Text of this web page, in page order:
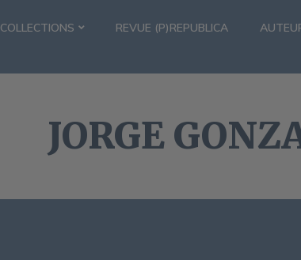
COLLECTIONS REVUE (P)REPUBLICA
JORGE